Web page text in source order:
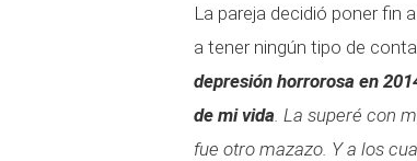
La pareja decidió poner fin
a tener ningún tipo de
depresión horrorosa en
de mi vida . La superé con
fue otro mazazo. Y a los